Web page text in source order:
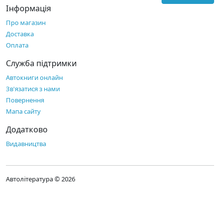
Інформація
Про магазин
Доставка
Оплата
Служба підтримки
Автокниги онлайн
Зв'язатися з нами
Повернення
Мапа сайту
Додатково
Видавництва
Автолітература © 2026